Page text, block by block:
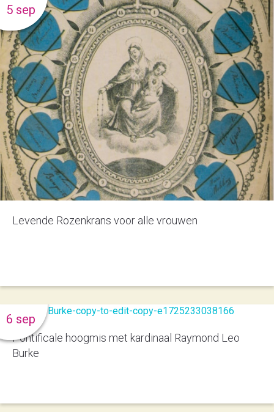
Levende Rozenkrans voor alle vrouwen
5 sep
Pontificale hoogmis met kardinaal Raymond Leo
Burke
6 sep